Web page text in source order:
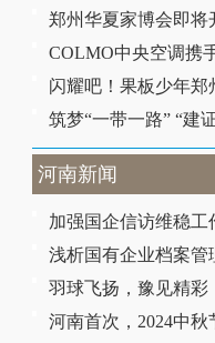
郑州华夏家博会即将
COLMO中央空调携
闪耀吧！果板少年郑
筑梦“一带一路” “
河南新闻
加强国企信访维稳工
浅析国有企业档案管
羽球飞扬，豫见精彩
河南首次，2024中